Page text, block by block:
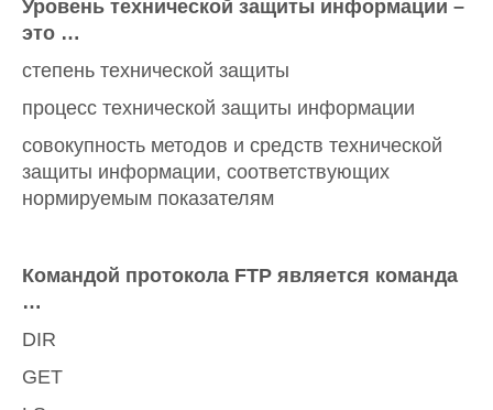
Уровень технической защиты информации –
это …
степень технической защиты
процесс технической защиты информации
совокупность методов и средств технической
защиты информации, соответствующих
нормируемым показателям
Командой протокола FTP является команда
…
DIR
GET